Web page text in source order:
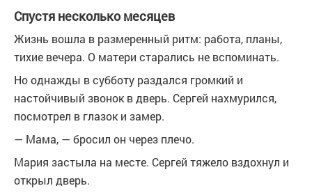
Спустя несколько месяцев
Жизнь вошла в размеренный ритм: работа, планы,
тихие вечера. О матери старались не вспоминать.
Но однажды в субботу раздался громкий и
настойчивый звонок в дверь. Сергей нахмурился,
посмотрел в глазок и замер.
— Мама, — бросил он через плечо.
Мария застыла на месте. Сергей тяжело вздохнул и
открыл дверь.